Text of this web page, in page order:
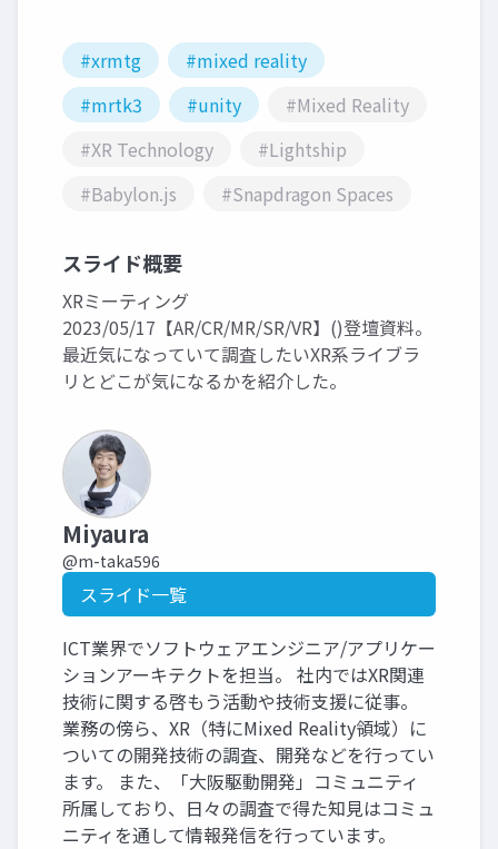
#xrmtg
#mixed reality
#mrtk3
#unity
#Mixed Reality
#XR Technology
#Lightship
#Babylon.js
#Snapdragon Spaces
スライド概要
XRミーティング
2023/05/17【AR/CR/MR/SR/VR】()登壇資料。
最近気になっていて調査したいXR系ライブラ
リとどこが気になるかを紹介した。
Miyaura
@m-taka596
スライド一覧
ICT業界でソフトウェアエンジニア/アプリケー
ションアーキテクトを担当。 社内ではXR関連
技術に関する啓もう活動や技術支援に従事。
業務の傍ら、XR（特にMixed Reality領域）に
ついての開発技術の調査、開発などを行ってい
ます。 また、「大阪駆動開発」コミュニティ
所属しており、日々の調査で得た知見はコミュ
ニティを通して情報発信を行っています。